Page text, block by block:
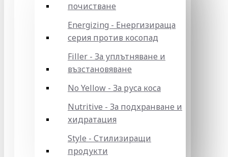
почистване
Energizing - Енергизираща
серия против косопад
Filler - За уплътняване и
възстановяване
No Yellow - За руса коса
Nutritive - За подхранване и
хидратация
Style - Стилизиращи
продукти